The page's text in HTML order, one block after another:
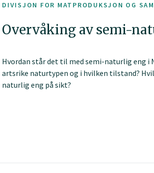
DIVISJON FOR MATPRODUKSJON OG
Overvåking av semi-
Hvordan står det til med semi-naturlig eng i
artsrike naturtypen og i hvilken tilstand?
naturlig eng på sikt?